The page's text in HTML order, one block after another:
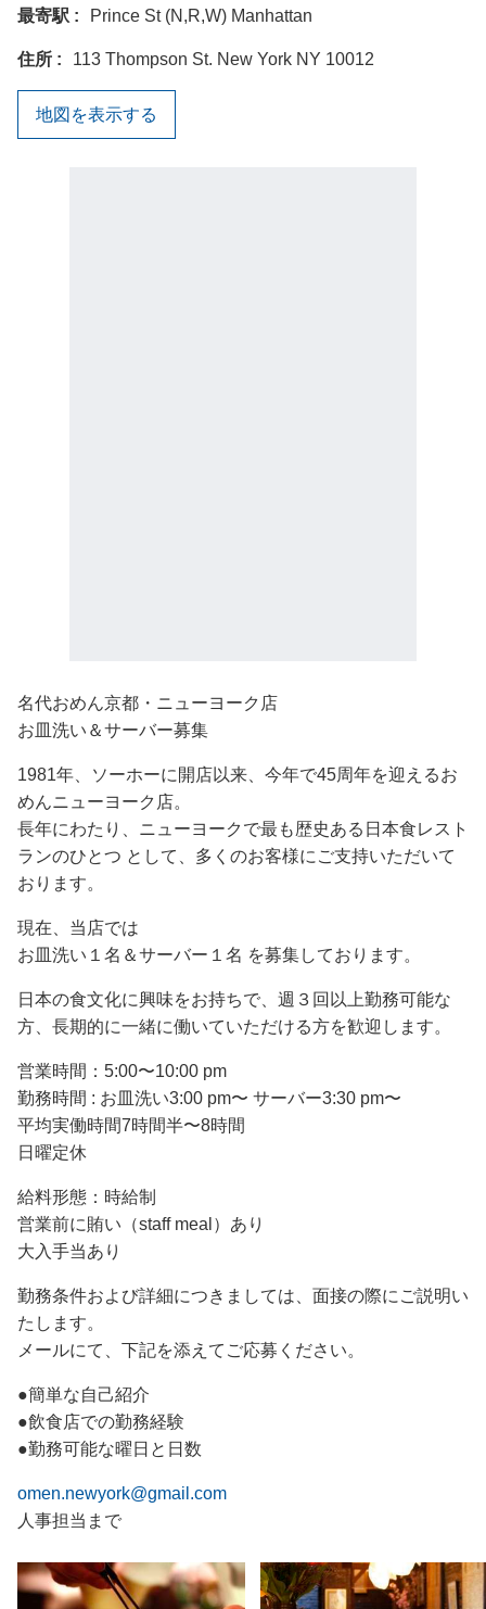
最寄駅 Prince St (N,R,W) Manhattan
住所 113 Thompson St. New York NY 10012
地図を表示する
名代おめん京都・ニューヨーク店
お皿洗い＆サーバー募集
1981年、ソーホーに開店以来、今年で45周年を迎えるお
めんニューヨーク店。
長年にわたり、ニューヨークで最も歴史ある日本食レスト
ランのひとつ として、多くのお客様にご支持いただいて
おります。
現在、当店では
お皿洗い１名＆サーバー１名 を募集しております。
日本の食文化に興味をお持ちで、週３回以上勤務可能な
方、長期的に一緒に働いていただける方を歓迎します。
営業時間：5:00〜10:00 pm
勤務時間 : お皿洗い3:00 pm〜 サーバー3:30 pm〜
平均実働時間7時間半〜8時間
日曜定休
給料形態：時給制
営業前に賄い（staff meal）あり
大入手当あり
勤務条件および詳細につきましては、面接の際にご説明い
たします。
メールにて、下記を添えてご応募ください。
●簡単な自己紹介
●飲食店での勤務経験
●勤務可能な曜日と日数
omen.newyork@gmail.com
人事担当まで